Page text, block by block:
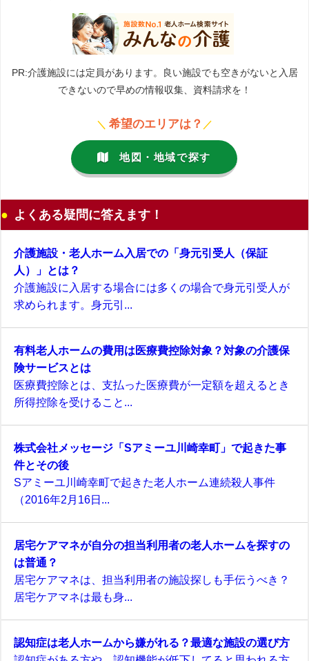
PR:介護施設には定員があります。良い施設でも空きがないと入居
できないので早めの情報収集、資料請求を！
＼ 希望のエリアは？ ／
地図・地域で探す
よくある疑問に答えます！
介護施設・老人ホーム入居での「身元引受人（保証
人）」とは？
介護施設に入居する場合には多くの場合で身元引受人が
求められます。身元引...
有料老人ホームの費用は医療費控除対象？対象の介護保
険サービスとは
医療費控除とは、支払った医療費が一定額を超えるとき
所得控除を受けること...
株式会社メッセージ「Sアミーユ川崎幸町」で起きた事
件とその後
Sアミーユ川崎幸町で起きた老人ホーム連続殺人事件
（2016年2月16日...
居宅ケアマネが自分の担当利用者の老人ホームを探すの
は普通？
居宅ケアマネは、担当利用者の施設探しも手伝うべき？
居宅ケアマネは最も身...
認知症は老人ホームから嫌がれる？最適な施設の選び方